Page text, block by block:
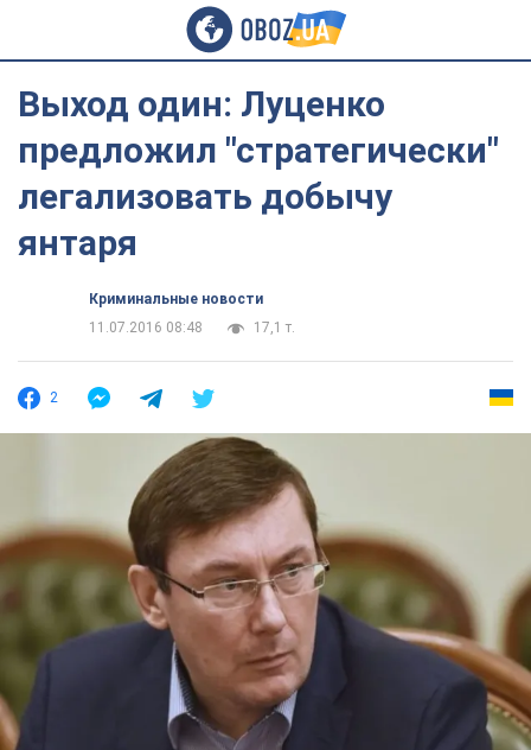
Выход один: Луценко
предложил "стратегически"
легализовать добычу
янтаря
Криминальные новости
11.07.2016 08:48
17,1 т.
2